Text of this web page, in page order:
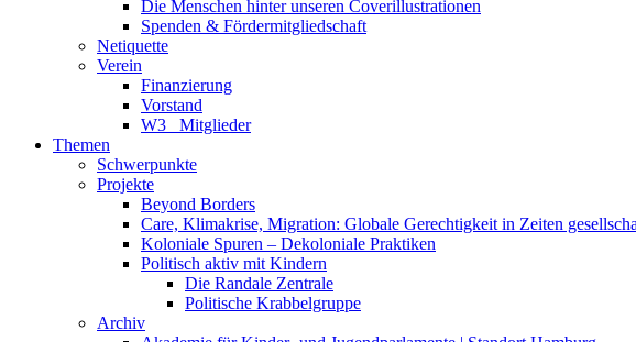
Die Menschen hinter unseren Coverillustrationen
Spenden & Fördermitgliedschaft
Netiquette
Verein
Finanzierung
Vorstand
W3_ Mitglieder
Themen
Schwerpunkte
Projekte
Beyond Borders
Care, Klimakrise, Migration: Globale Gerechtigkeit in Zeiten
Koloniale Spuren – Dekoloniale Praktiken
Politisch aktiv mit Kindern
Die Randale Zentrale
Politische Krabbelgruppe
Archiv